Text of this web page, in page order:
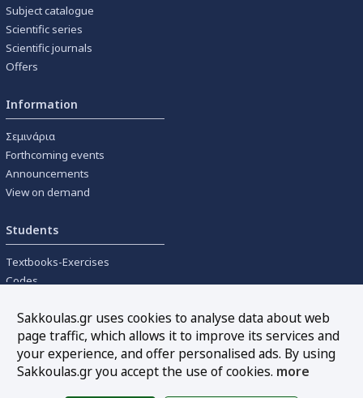
Subject catalogue
Scientific series
Scientific journals
Offers
Information
Σεμινάρια
Forthcoming events
Announcements
View on demand
Students
Textbooks-Exercises
Codes
Tools
Online interest calculation
Sakkoulas.gr uses cookies to analyse data about web
page traffic, which allows it to improve its services and
your experience, and offer personalised ads. By using
Sakkoulas.gr you accept the use of cookies. more